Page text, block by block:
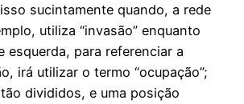
sucintamente quando, a rede
utiliza “invasão” enquanto
esquerda, para referenciar a
irá utilizar o termo “ocupação”;
divididos, e uma posição